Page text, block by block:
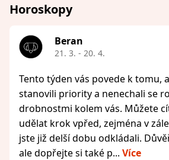
Horoskopy
Beran
21. 3. - 20. 4.
Tento týden vás povede k tomu,
stanovili priority a nenechali se
drobnostmi kolem vás. Můžete
udělat krok vpřed, zejména v
jste již delší dobu odkládali.
ale dopřejte si také p... Více